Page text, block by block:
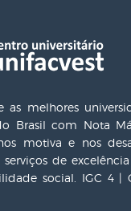
as melhores
Brasil com Nota
motiva e nos
serviços de
social. IGC 4 |